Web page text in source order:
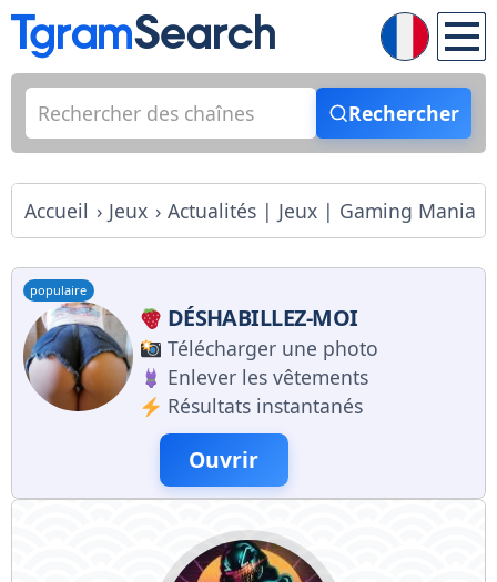
Rechercher
Accueil Jeux Actualités | Jeux | Gaming Mania
populaire
DÉSHABILLEZ-MOI
Télécharger une photo
Enlever les vêtements
Résultats instantanés
Ouvrir